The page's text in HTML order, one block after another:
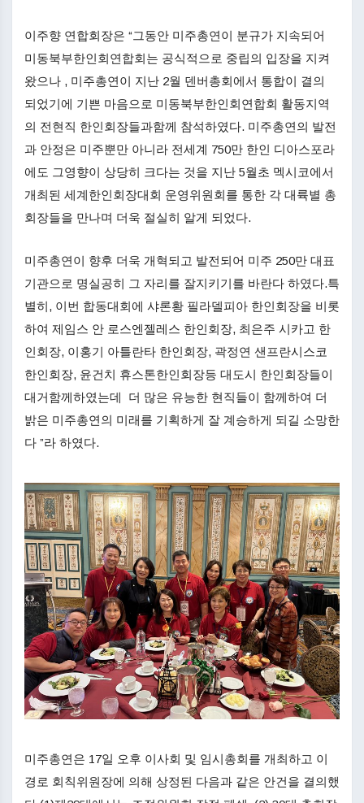
이주향 연합회장은 “그동안 미주총연이 분규가 지속되어
미동북부한인회연합회는 공식적으로 중립의 입장을 지켜
왔으나 , 미주총연이 지난 2월 덴버총회에서 통합이 결의
되었기에 기쁜 마음으로 미동북부한인회연합회 활동지역
의 전현직 한인회장들과함께 참석하였다. 미주총연의 발전
과 안정은 미주뿐만 아니라 전세계 750만 한인 디아스포라
에도 그영향이 상당히 크다는 것을 지난 5월초 멕시코에서
개최된 세계한인회장대회 운영위원회를 통한 각 대륙별 총
회장들을 만나며 더욱 절실히 알게 되었다.
미주총연이 향후 더욱 개혁되고 발전되어 미주 250만 대표
기관으로 명실공히 그 자리를 잘지키기를 바란다 하였다.특
별히, 이번 합동대회에 샤론황 필라델피아 한인회장을 비롯
하여 제임스 안 로스엔젤레스 한인회장, 최은주 시카고 한
인회장, 이홍기 아틀란타 한인회장, 곽정연 샌프란시스코
한인회장, 윤건치 휴스톤한인회장등 대도시 한인회장들이
대거함께하였는데 더 많은 유능한 현직들이 함께하여 더
밝은 미주총연의 미래를 기획하게 잘 계승하게 되길 소망한
다 ”라 하였다.
미주총연은 17일 오후 이사회 및 임시총회를 개최하고 이
경로 회칙위원장에 의해 상정된 다음과 같은 안건을 결의했